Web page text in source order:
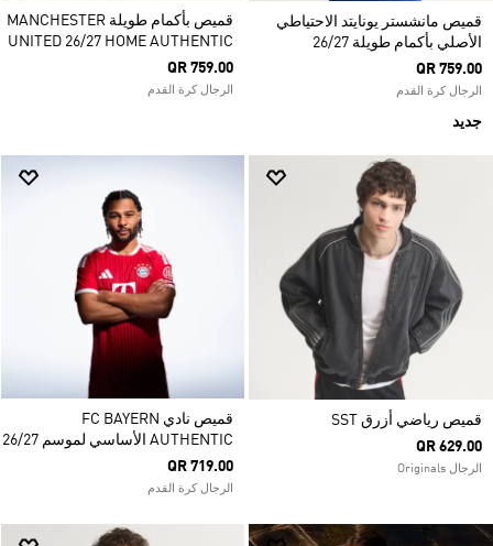
قميص مانشستر يونايتد الاحتياطي
الأصلي بأكمام طويلة 26/27
QR 759.00
الرجال كرة القدم
جديد
قميص بأكمام طويلة MANCHESTER
UNITED 26/27 HOME AUTHENTIC
QR 759.00
الرجال كرة القدم
قميص رياضي أزرق SST
QR 629.00
الرجال Originals
قميص نادي FC BAYERN
AUTHENTIC الأساسي لموسم 26/27
QR 719.00
الرجال كرة القدم